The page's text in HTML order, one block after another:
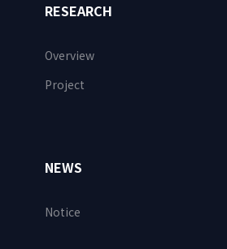
RESEARCH
Overview
Project
NEWS
Notice